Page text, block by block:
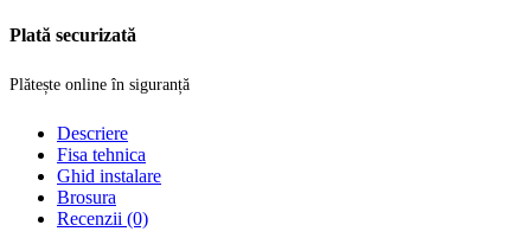
Plată securizată
Plătește online în siguranță
Descriere
Fisa tehnica
Ghid instalare
Brosura
Recenzii (0)